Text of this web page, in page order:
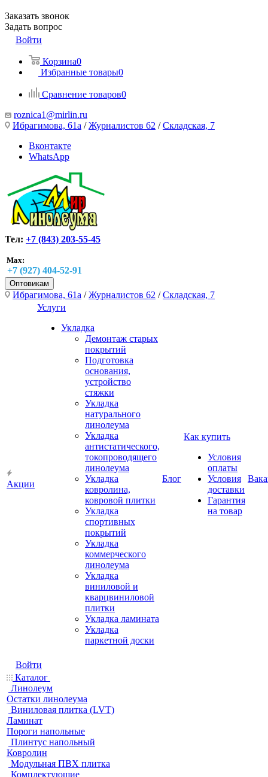
Заказать звонок
Задать вопрос
Войти
Корзина0
Избранные товары0
Сравнение товаров0
roznica1@mirlin.ru
Ибрагимова, 61а /Журналистов 62 /Складская, 7
Вконтакте
WhatsApp
Тел: +7 (843) 203-55-45
Max:
+7 (927) 404-52-91
Оптовикам
Ибрагимова, 61а /Журналистов 62 /Складская, 7
Акции
Услуги
Укладка
Демонтаж старых
покрытий
Подготовка
основания,
устройство
стяжки
Укладка
натурального
линолеума
Укладка
антистатического,
токопроводящего
линолеума
Укладка
ковролина,
ковровой плитки
Укладка
спортивных
покрытий
Укладка
коммерческого
линолеума
Укладка
виниловой и
кварцвиниловой
плитки
Укладка ламината
Укладка
паркетной доски
Блог
Как купить
Условия
оплаты
Условия
доставки
Гарантия
на товар
Войти
Каталог
Линолеум
Остатки линолеума
Виниловая плитка (LVT)
Ламинат
Пороги напольные
Плинтус напольный
Ковролин
Модульная ПВХ плитка
Комплектующие